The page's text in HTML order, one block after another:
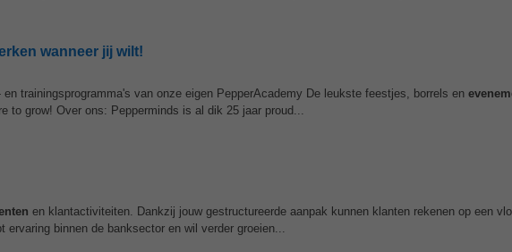
wanneer jij wilt!
trainingsprogramma's van onze eigen PepperAcademy De leukste feestjes, borrels en
to grow! Over ons: Pepperminds is al dik 25 jaar proud...
en klantactiviteiten. Dankzij jouw gestructureerde aanpak kunnen klanten rekenen op een
binnen de banksector en wil verder groeien...